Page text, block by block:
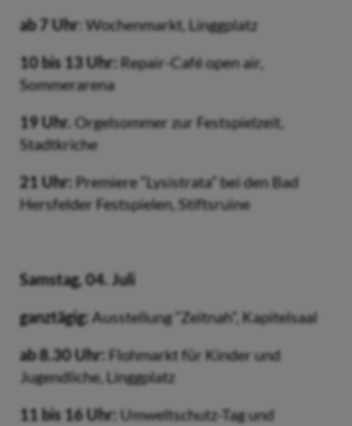
ab 7 Uhr: Wochenmarkt, Linggplatz
10 bis 13 Uhr: Repair-Café open air,
Sommerarena
19 Uhr. Orgelsommer zur Festspielzeit,
Stadtkriche
21 Uhr: Premiere “Lysistrata” bei den Bad
Hersfelder Festspielen, Stiftsruine
Samstag, 04. Juli
ganztägig: Ausstellung “Zeitnah”, Kapitelsaal
ab 8.30 Uhr: Flohmarkt für Kinder und
Jugendliche, Linggplatz
11 bis 16 Uhr: Umweltschutz-Tag und